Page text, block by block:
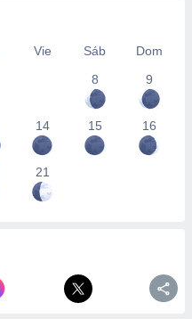
Vie Sáb
Dom
8
9
14 15 16
21